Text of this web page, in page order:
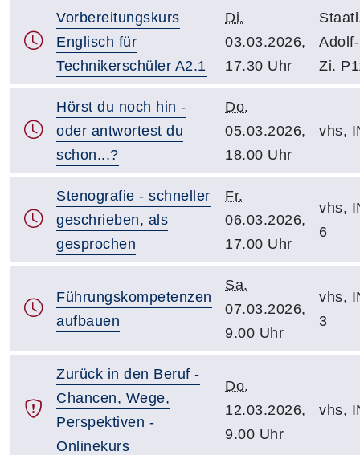
Vorbereitungskurs
Englisch für
Technikerschüler A2.1
Di.
03.03.2026,
17.30 Uhr
Zi.
Hörst du noch hin -
oder antwortest du
schon...?
Do.
05.03.2026,
18.00 Uhr
vhs,
Stenografie - schneller
geschrieben, als
gesprochen
Fr.
06.03.2026,
17.00 Uhr
vhs,
6
Führungskompetenzen
aufbauen
Sa.
07.03.2026,
9.00 Uhr
vhs,
3
Zurück in den Beruf -
Chancen, Wege,
Perspektiven -
Onlinekurs
Do.
12.03.2026,
9.00 Uhr
vhs,